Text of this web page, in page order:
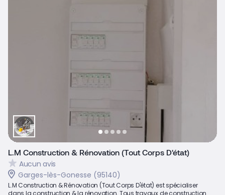
L.M Construction & Rénovation (Tout Corps D'état)
Aucun avis
Garges-lès-Gonesse (95140)
L.M Construction & Rénovation (Tout Corps D'état) est spécialiser